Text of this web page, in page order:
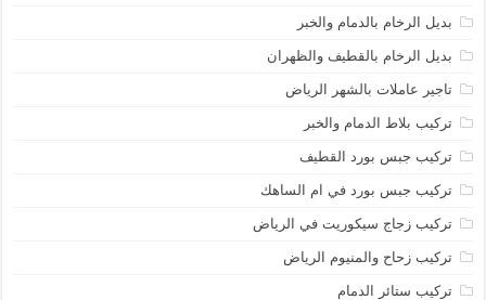
بديل الرخام بالدمام والخبر
بديل الرخام بالقطيف والظهران
تاجير عاملات بالشهر الرياض
تركيب بلاط الدمام والخبر
تركيب جبس بورد القطيف
تركيب جبس بورد في ام الساهك
تركيب زجاج سيكوريت في الرياض
تركيب زحاح والمنيوم الرياض
تركيب ستائر الدمام